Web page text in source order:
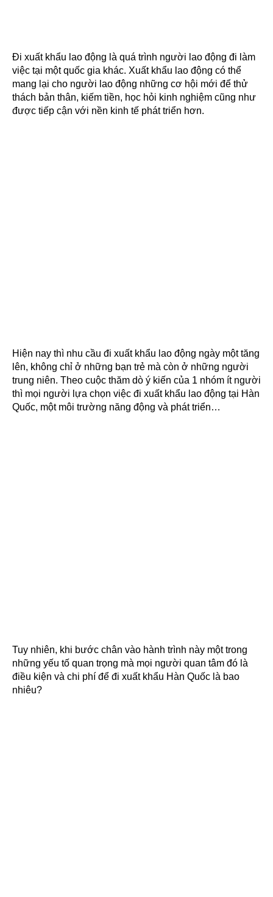
Đi xuất khẩu lao động là quá trình người lao động đi làm
việc tại một quốc gia khác. Xuất khẩu lao động có thể
mang lại cho người lao động những cơ hội mới để thử
thách bản thân, kiếm tiền, học hỏi kinh nghiệm cũng như
được tiếp cận với nền kinh tế phát triển hơn.
Hiện nay thì nhu cầu đi xuất khẩu lao động ngày một tăng
lên, không chỉ ở những bạn trẻ mà còn ở những người
trung niên. Theo cuộc thăm dò ý kiến của 1 nhóm ít người
thì mọi người lựa chọn việc đi xuất khẩu lao động tại Hàn
Quốc, một môi trường năng động và phát triển…
Tuy nhiên, khi bước chân vào hành trình này một trong
những yếu tố quan trọng mà mọi người quan tâm đó là
điều kiện và chi phí để đi xuất khẩu Hàn Quốc là bao
nhiêu?